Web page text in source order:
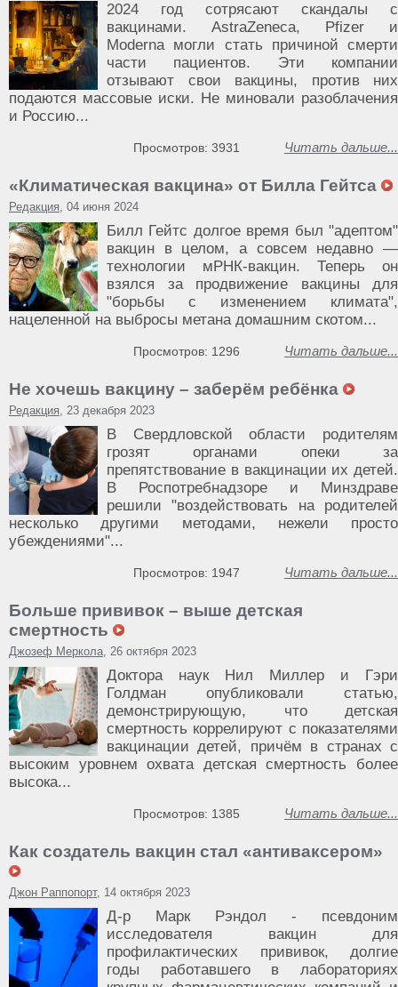
2024 год сотрясают скандалы с
вакцинами. AstraZeneca, Pfizer и
Moderna могли стать причиной смерти
части пациентов. Эти компании
отзывают свои вакцины, против них
подаются массовые иски. Не миновали разоблачения
и Россию...
Читать дальше...
Просмотров: 3931
«Климатическая вакцина» от Билла Гейтса
Редакция, 04 июня 2024
Билл Гейтс долгое время был "адептом"
вакцин в целом, а совсем недавно —
технологии мРНК-вакцин. Теперь он
взялся за продвижение вакцины для
"борьбы с изменением климата",
нацеленной на выбросы метана домашним скотом...
Читать дальше...
Просмотров: 1296
Не хочешь вакцину – заберём ребёнка
Редакция, 23 декабря 2023
В Свердловской области родителям
грозят органами опеки за
препятствование в вакцинации их детей.
В Роспотребнадзоре и Минздраве
решили "воздействовать на родителей
несколько другими методами, нежели просто
убеждениями"...
Читать дальше...
Просмотров: 1947
Больше прививок – выше детская
смертность
Джозеф Меркола, 26 октября 2023
Доктора наук Нил Миллер и Гэри
Голдман опубликовали статью,
демонстрирующую, что детская
смертность коррелируют с показателями
вакцинации детей, причём в странах с
высоким уровнем охвата детская смертность более
высока...
Читать дальше...
Просмотров: 1385
Как создатель вакцин стал «антиваксером»
Джон Раппопорт, 14 октября 2023
Д-р Марк Рэндол - псевдоним
исследователя вакцин для
профилактических прививок, долгие
годы работавшего в лабораториях